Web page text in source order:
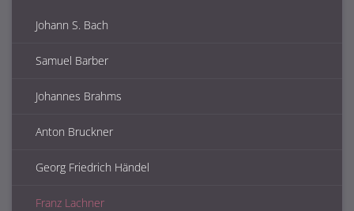
Johann S. Bach
Samuel Barber
Johannes Brahms
Anton Bruckner
Georg Friedrich Händel
Franz Lachner